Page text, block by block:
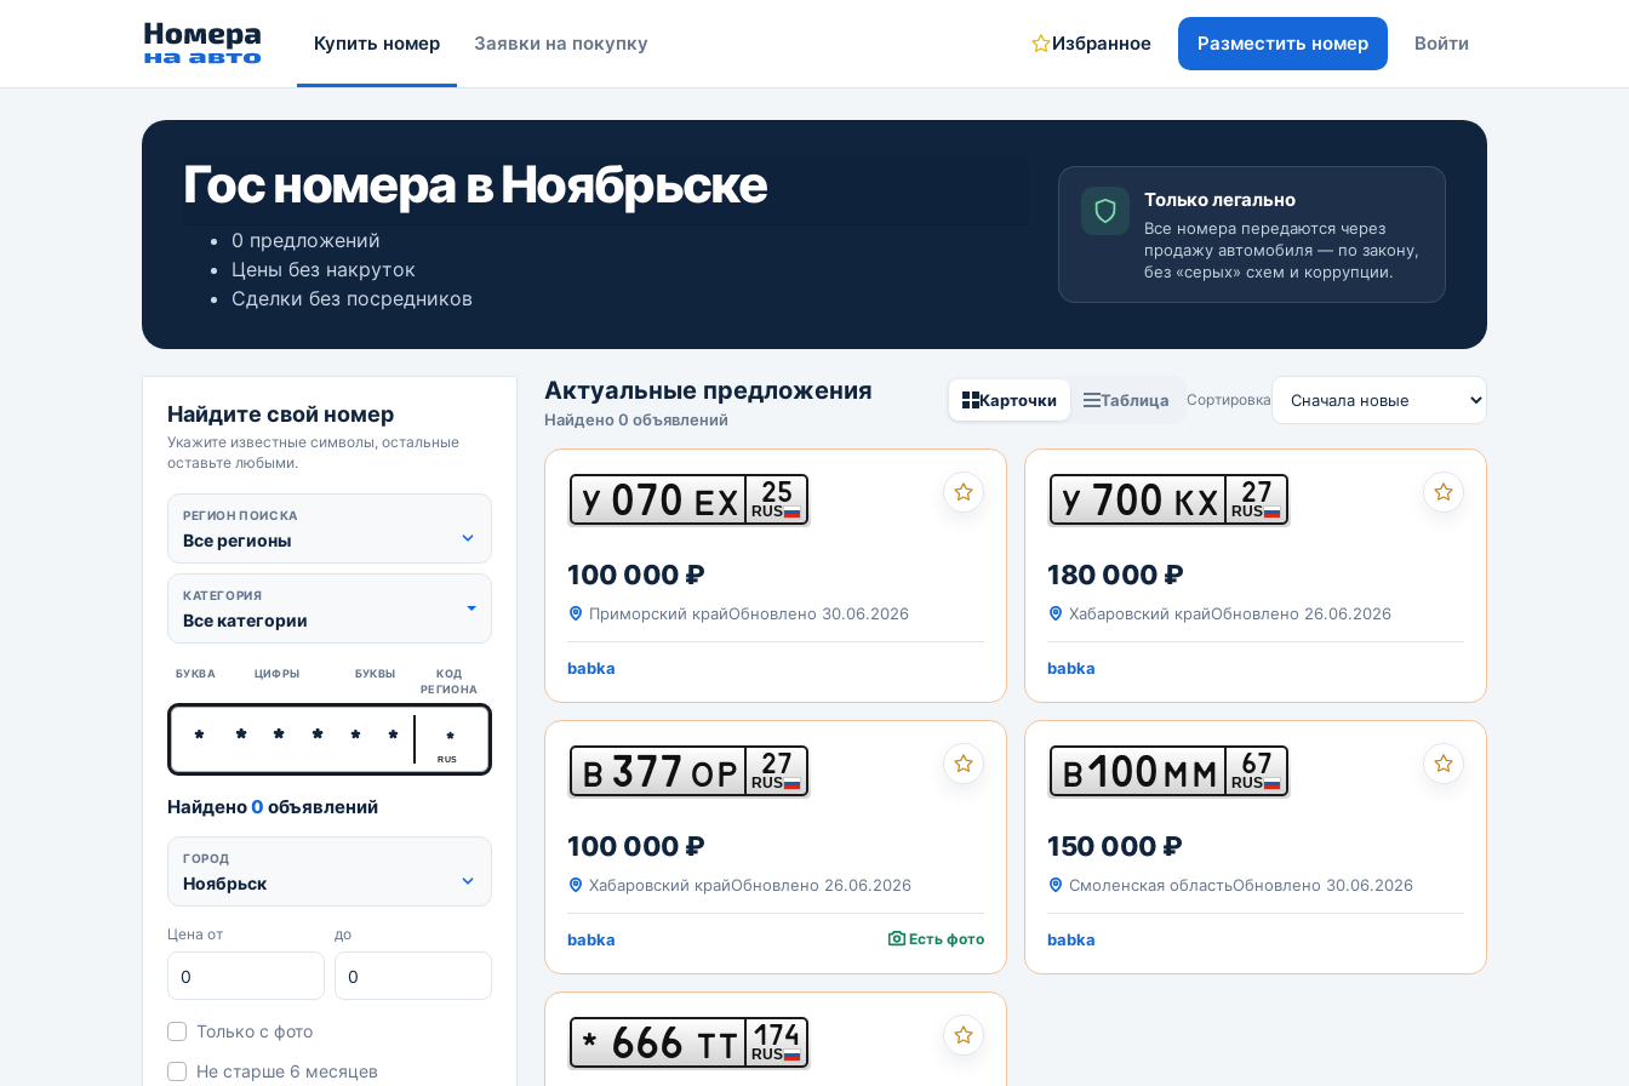
Купить номер Заявки на покупку Избранное Разместить номер Войти
Гос номера в Ноябрьске
0 предложений
Цены без накруток
Сделки без посредников
Только легально
Все номера передаются через
продажу автомобиля — по закону,
без «серых» схем и коррупции.
Найдите свой номер
Укажите известные символы, остальные
оставьте любыми.
РЕГИОН ПОИСКА
Все регионы
КАТЕГОРИЯ
Все категории
БУКВА ЦИФРЫ БУКВЫ
КОД
РЕГИОНА
RUS
Найдено0 объявлений
ГОРОД
Ноябрьск
Цена от до
Только с фото
Не старше 6 месяцев
Актуальные предложения
Найдено 0 объявлений
Карточки Таблица Сортировка
У 070 ЕХ 25
RUS
100 000 ₽
Приморский крайОбновлено 30.06.2026
babka
У 700 КХ 27
RUS
180 000 ₽
Хабаровский крайОбновлено 26.06.2026
babka
В 377 ОР 27
RUS
100 000 ₽
Хабаровский крайОбновлено 26.06.2026
babka Есть фото
В100ММ 67
RUS
150 000 ₽
Смоленская областьОбновлено 30.06.2026
babka
* 666 ТТ 174
RUS